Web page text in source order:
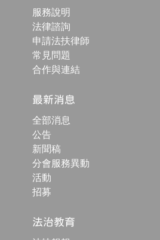
合
按
鈕
服務說明
法律諮詢
申請法扶律師
常見問題
合作與連結
最新消息
全部消息
公告
新聞稿
分會服務異動
活動
招募
法治教育